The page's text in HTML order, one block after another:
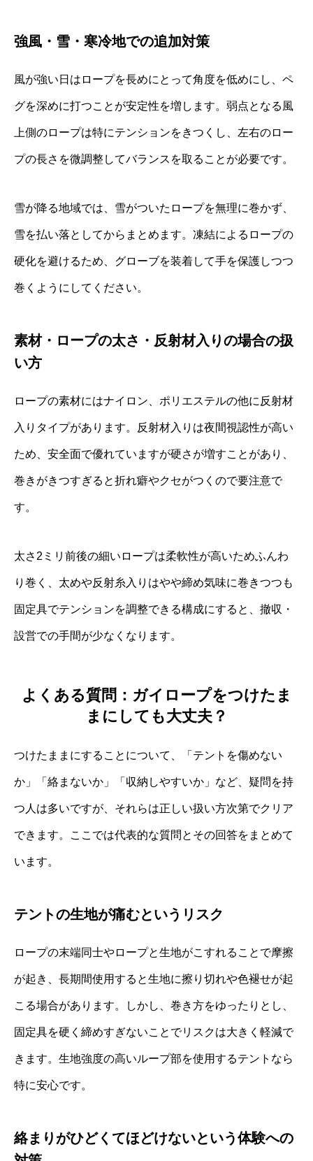
強風・雪・寒冷地での追加対策
風が強い日はロープを長めにとって角度を低めにし、ペ
グを深めに打つことが安定性を増します。弱点となる風
上側のロープは特にテンションをきつくし、左右のロー
プの長さを微調整してバランスを取ることが必要です。
雪が降る地域では、雪がついたロープを無理に巻かず、
雪を払い落としてからまとめます。凍結によるロープの
硬化を避けるため、グローブを装着して手を保護しつつ
巻くようにしてください。
素材・ロープの太さ・反射材入りの場合の扱
い方
ロープの素材にはナイロン、ポリエステルの他に反射材
入りタイプがあります。反射材入りは夜間視認性が高い
ため、安全面で優れていますが硬さが増すことがあり、
巻きがきつすぎると折れ癖やクセがつくので要注意で
す。
太さ2ミリ前後の細いロープは柔軟性が高いためふんわ
り巻く、太めや反射糸入りはやや締め気味に巻きつつも
固定具でテンションを調整できる構成にすると、撤収・
設営での手間が少なくなります。
よくある質問：ガイロープをつけたま
まにしても大丈夫？
つけたままにすることについて、「テントを傷めない
か」「絡まないか」「収納しやすいか」など、疑問を持
つ人は多いですが、それらは正しい扱い方次第でクリア
できます。ここでは代表的な質問とその回答をまとめて
います。
テントの生地が痛むというリスク
ロープの末端同士やロープと生地がこすれることで摩擦
が起き、長期間使用すると生地に擦り切れや色褪せが起
こる場合があります。しかし、巻き方をゆったりとし、
固定具を硬く締めすぎないことでリスクは大きく軽減で
きます。生地強度の高いループ部を使用するテントなら
特に安心です。
絡まりがひどくてほどけないという体験への